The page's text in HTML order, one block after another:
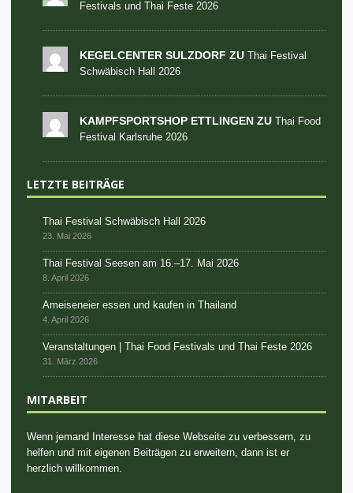
Festivals und Thai Feste 2026
KEGELCENTER SULZDORF ZU Thai Festival
Schwäbisch Hall 2026
KAMPFSPORTSHOP ETTLINGEN ZU Thai Food
Festival Karlsruhe 2026
LETZTE BEITRÄGE
Thai Festival Schwäbisch Hall 2026
23. Mai 2026
Thai Festival Seesen am 16.–17. Mai 2026
8. April 2026
Ameiseneier essen und kaufen in Thailand
4. April 2026
Veranstaltungen | Thai Food Festivals und Thai Feste 2026
31. März 2026
MITARBEIT
Wenn jemand Interesse hat diese Webseite zu verbessern, zu
helfen und mit eigenen Beiträgen zu erweitern, dann ist er
herzlich willkommen.